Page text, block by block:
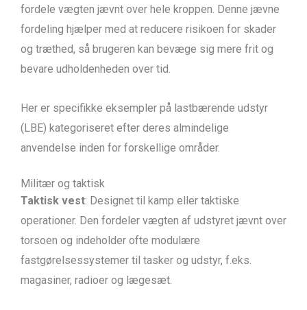
fordele vægten jævnt over hele kroppen. Denne jævne
fordeling hjælper med at reducere risikoen for skader
og træthed, så brugeren kan bevæge sig mere frit og
bevare udholdenheden over tid.
Her er specifikke eksempler på lastbærende udstyr
(LBE) kategoriseret efter deres almindelige
anvendelse inden for forskellige områder.
Militær og taktisk
Taktisk vest: Designet til kamp eller taktiske
operationer. Den fordeler vægten af udstyret jævnt over
torsoen og indeholder ofte modulære
fastgørelsessystemer til tasker og udstyr, f.eks.
magasiner, radioer og lægesæt.